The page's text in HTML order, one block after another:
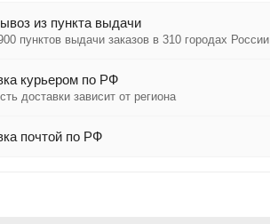
из пункта выдачи
пунктов выдачи заказов в 310 городах России
курьером по РФ
доставки зависит от региона
почтой по РФ